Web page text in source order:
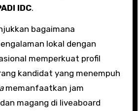
IDC.
bagaimana
lokal dengan
memperkuat profil
kandidat yang menempuh
memanfaatkan jam
magang di liveaboard